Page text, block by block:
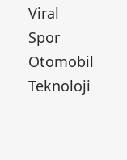
Viral
Spor
Otomobil
Teknoloji